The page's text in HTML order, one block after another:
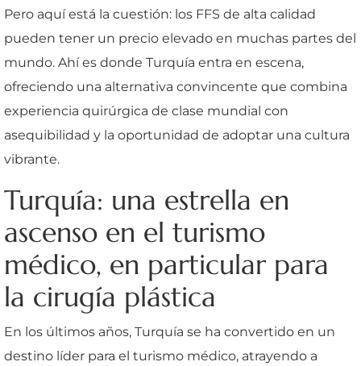
Pero aquí está la cuestión: los FFS de alta calidad
pueden tener un precio elevado en muchas partes del
mundo. Ahí es donde Turquía entra en escena,
ofreciendo una alternativa convincente que combina
experiencia quirúrgica de clase mundial con
asequibilidad y la oportunidad de adoptar una cultura
vibrante.
Turquía: una estrella en
ascenso en el turismo
médico, en particular para
la cirugía plástica
En los últimos años, Turquía se ha convertido en un
destino líder para el turismo médico, atrayendo a